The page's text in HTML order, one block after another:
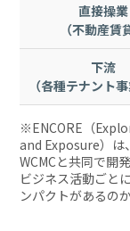
直接操業
（不動産賃
下流
（各種テナント事
※ENCORE（
and Exposure）
WCMCと共同で開
ビジネス活動ごと
ンパクトがあるの